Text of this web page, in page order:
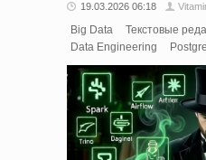
19.03.2026 06:18
Big Data
Текстовые
Data Engineering